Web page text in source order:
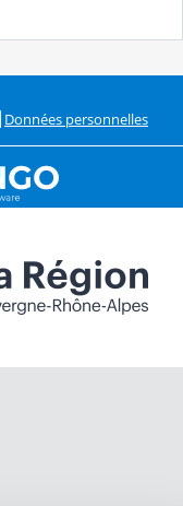
Données personnelles